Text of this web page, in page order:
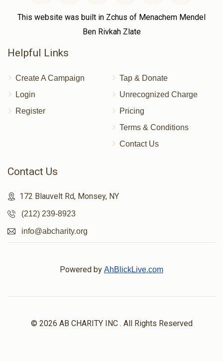
This website was built in Zchus of Menachem Mendel
Ben Rivkah Zlate
Helpful Links
Create A Campaign
Login
Register
Tap & Donate
Unrecognized Charge
Pricing
Terms & Conditions
Contact Us
Contact Us
172 Blauvelt Rd, Monsey, NY
(212) 239-8923
info@abcharity.org
Powered by AhBlickLive.com
© 2026 AB CHARITY INC . All Rights Reserved